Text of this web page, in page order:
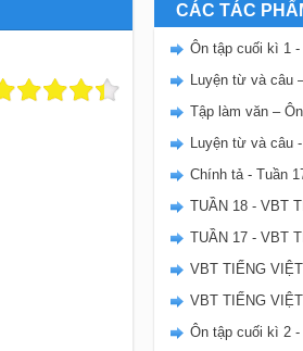
CÁC TÁC
Ôn tập cuối kì 1
TUẦN 18 - VBT
TUẦN 17 - VBT
VBT TIẾNG
VBT TIẾNG
Ôn tập cuối kì 2